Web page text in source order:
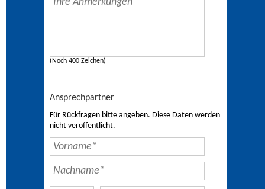
(Noch 400 Zeichen)
Ansprechpartner
Für Rückfragen bitte angeben. Diese Daten werden
nicht veröffentlicht.